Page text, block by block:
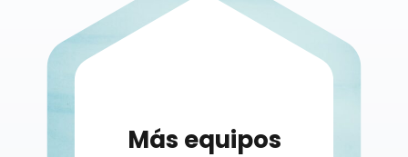
Más equipos